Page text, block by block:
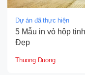
Dự án đã thực hiện
5 Mẫu in vỏ hộp
Đẹp
Thuong Duong